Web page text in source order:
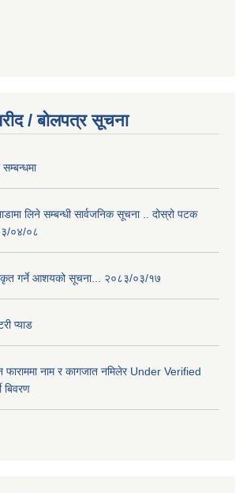
/ बोलपत्र सूचना
लिने सम्बन्धी सार्वजनिक सूचना .. दोस्रो पटक
०४/०८
गर्ने आशयको सूचना... २०८३/०३/१७
प्याड
फाराममा नाम र कागजात नमिलेर Under Verified
बिवरण